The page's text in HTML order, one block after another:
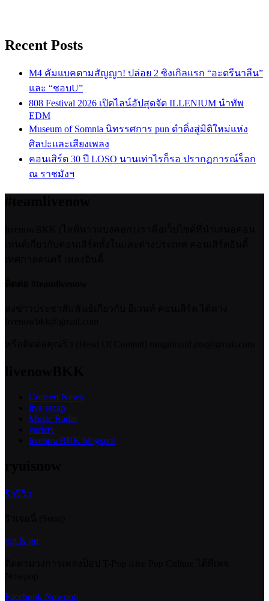
Recent Posts
M4 คัมแบคตามสัญญา! ปล่อย 2 ซิงเกิลแรก “อะดรีนาลีน”
และ “ชอบU”
808 Festival 2026 เปิดไลน์อัปสุดจัด ILLENIUM นำทัพ
EDM
Museum of Somnia นิทรรศการ pun ดำดิ่งสู่มิติใหม่แห่ง
ศิลปะและเสียงเพลง
คอนเสิร์ต 30 ปี LOSO นานเท่าไรก็รอ ปรากฏการณ์ร็อก
ณ ราชมังฯ
Concert News
live recap
Music Radar
variety
livenowBKK blogspot
ริวรีวิว
gig & go
Facebook Nowpop